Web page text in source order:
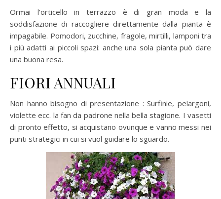
Ormai l’orticello in terrazzo è di gran moda e la
soddisfazione di raccogliere direttamente dalla pianta è
impagabile. Pomodori, zucchine, fragole, mirtilli, lamponi tra
i più adatti ai piccoli spazi: anche una sola pianta può dare
una buona resa.
FIORI ANNUALI
Non hanno bisogno di presentazione : Surfinie, pelargoni,
violette ecc. la fan da padrone nella bella stagione. I vasetti
di pronto effetto, si acquistano ovunque e vanno messi nei
punti strategici in cui si vuol guidare lo sguardo.